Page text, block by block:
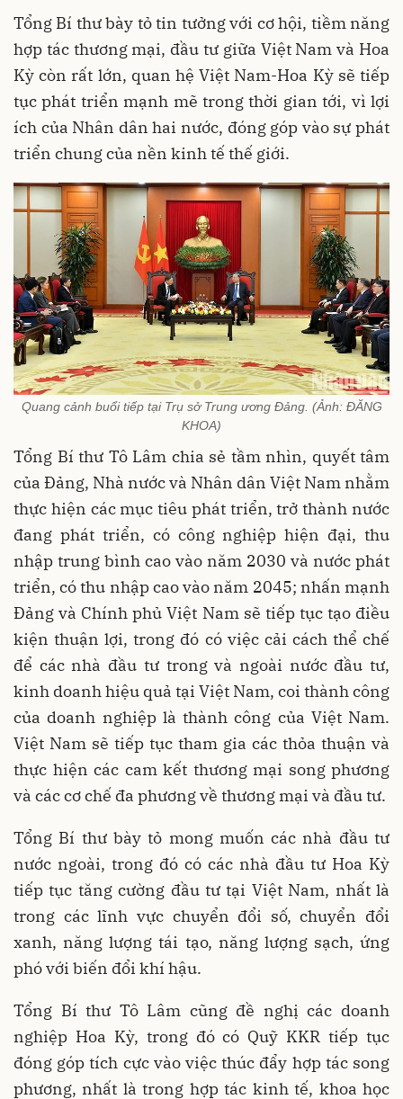
Tổng Bí thư bày tỏ tin tưởng với cơ hội, tiềm năng
hợp tác thương mại, đầu tư giữa Việt Nam và Hoa
Kỳ còn rất lớn, quan hệ Việt Nam-Hoa Kỳ sẽ tiếp
tục phát triển mạnh mẽ trong thời gian tới, vì lợi
ích của Nhân dân hai nước, đóng góp vào sự phát
triển chung của nền kinh tế thế giới.
Quang cảnh buổi tiếp tại Trụ sở Trung ương Đảng. (Ảnh: ĐĂNG
KHOA)
Tổng Bí thư Tô Lâm chia sẻ tầm nhìn, quyết tâm
của Đảng, Nhà nước và Nhân dân Việt Nam nhằm
thực hiện các mục tiêu phát triển, trở thành nước
đang phát triển, có công nghiệp hiện đại, thu
nhập trung bình cao vào năm 2030 và nước phát
triển, có thu nhập cao vào năm 2045; nhấn mạnh
Đảng và Chính phủ Việt Nam sẽ tiếp tục tạo điều
kiện thuận lợi, trong đó có việc cải cách thể chế
để các nhà đầu tư trong và ngoài nước đầu tư,
kinh doanh hiệu quả tại Việt Nam, coi thành công
của doanh nghiệp là thành công của Việt Nam.
Việt Nam sẽ tiếp tục tham gia các thỏa thuận và
thực hiện các cam kết thương mại song phương
và các cơ chế đa phương về thương mại và đầu tư.
Tổng Bí thư bày tỏ mong muốn các nhà đầu tư
nước ngoài, trong đó có các nhà đầu tư Hoa Kỳ
tiếp tục tăng cường đầu tư tại Việt Nam, nhất là
trong các lĩnh vực chuyển đổi số, chuyển đổi
xanh, năng lượng tái tạo, năng lượng sạch, ứng
phó với biến đổi khí hậu.
Tổng Bí thư Tô Lâm cũng đề nghị các doanh
nghiệp Hoa Kỳ, trong đó có Quỹ KKR tiếp tục
đóng góp tích cực vào việc thúc đẩy hợp tác song
phương, nhất là trong hợp tác kinh tế, khoa học